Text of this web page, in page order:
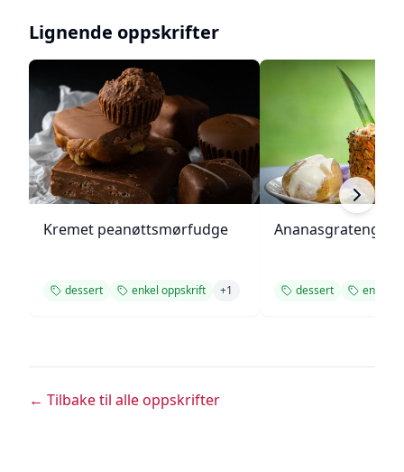
Lignende oppskrifter
Kremet peanøttsmørfudge
dessert enkel oppskrift +1
Ananasgrateng
dessert enkel
← Tilbake til alle oppskrifter